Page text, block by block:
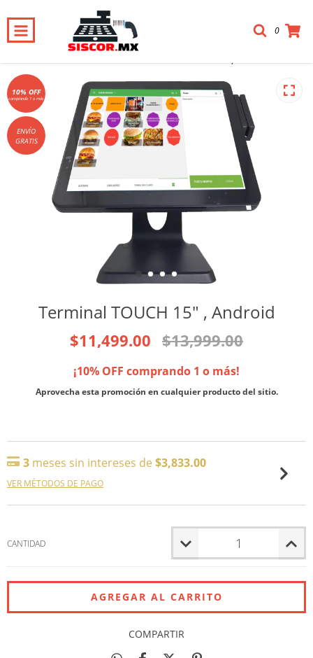
0
10% OFF
comprando 1 o más
ENVÍO
GRATIS
Terminal TOUCH 15" , Android
$11,499.00 $13,999.00
¡10% OFF comprando 1 o más!
Aprovecha esta promoción en cualquier producto del sitio.
3 meses sin intereses de $3,833.00
VER MÉTODOS DE PAGO
CANTIDAD
COMPARTIR